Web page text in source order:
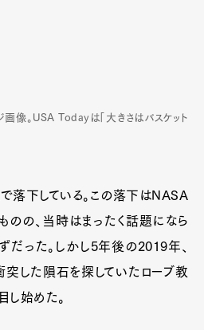
像。USA Todayは「大きさはバスケット
落下している。この落下はNASA
のの、当時はまったく話題になら
だった。しかし5年後の2019年、
突した隕石を探していたローブ教
し始めた。